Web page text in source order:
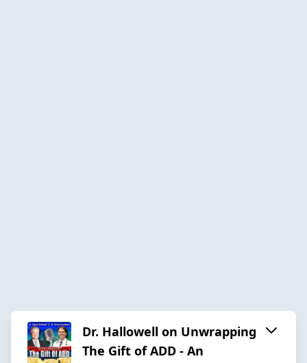
Dr. Hallowell on Unwrapping
The Gift of ADD - An